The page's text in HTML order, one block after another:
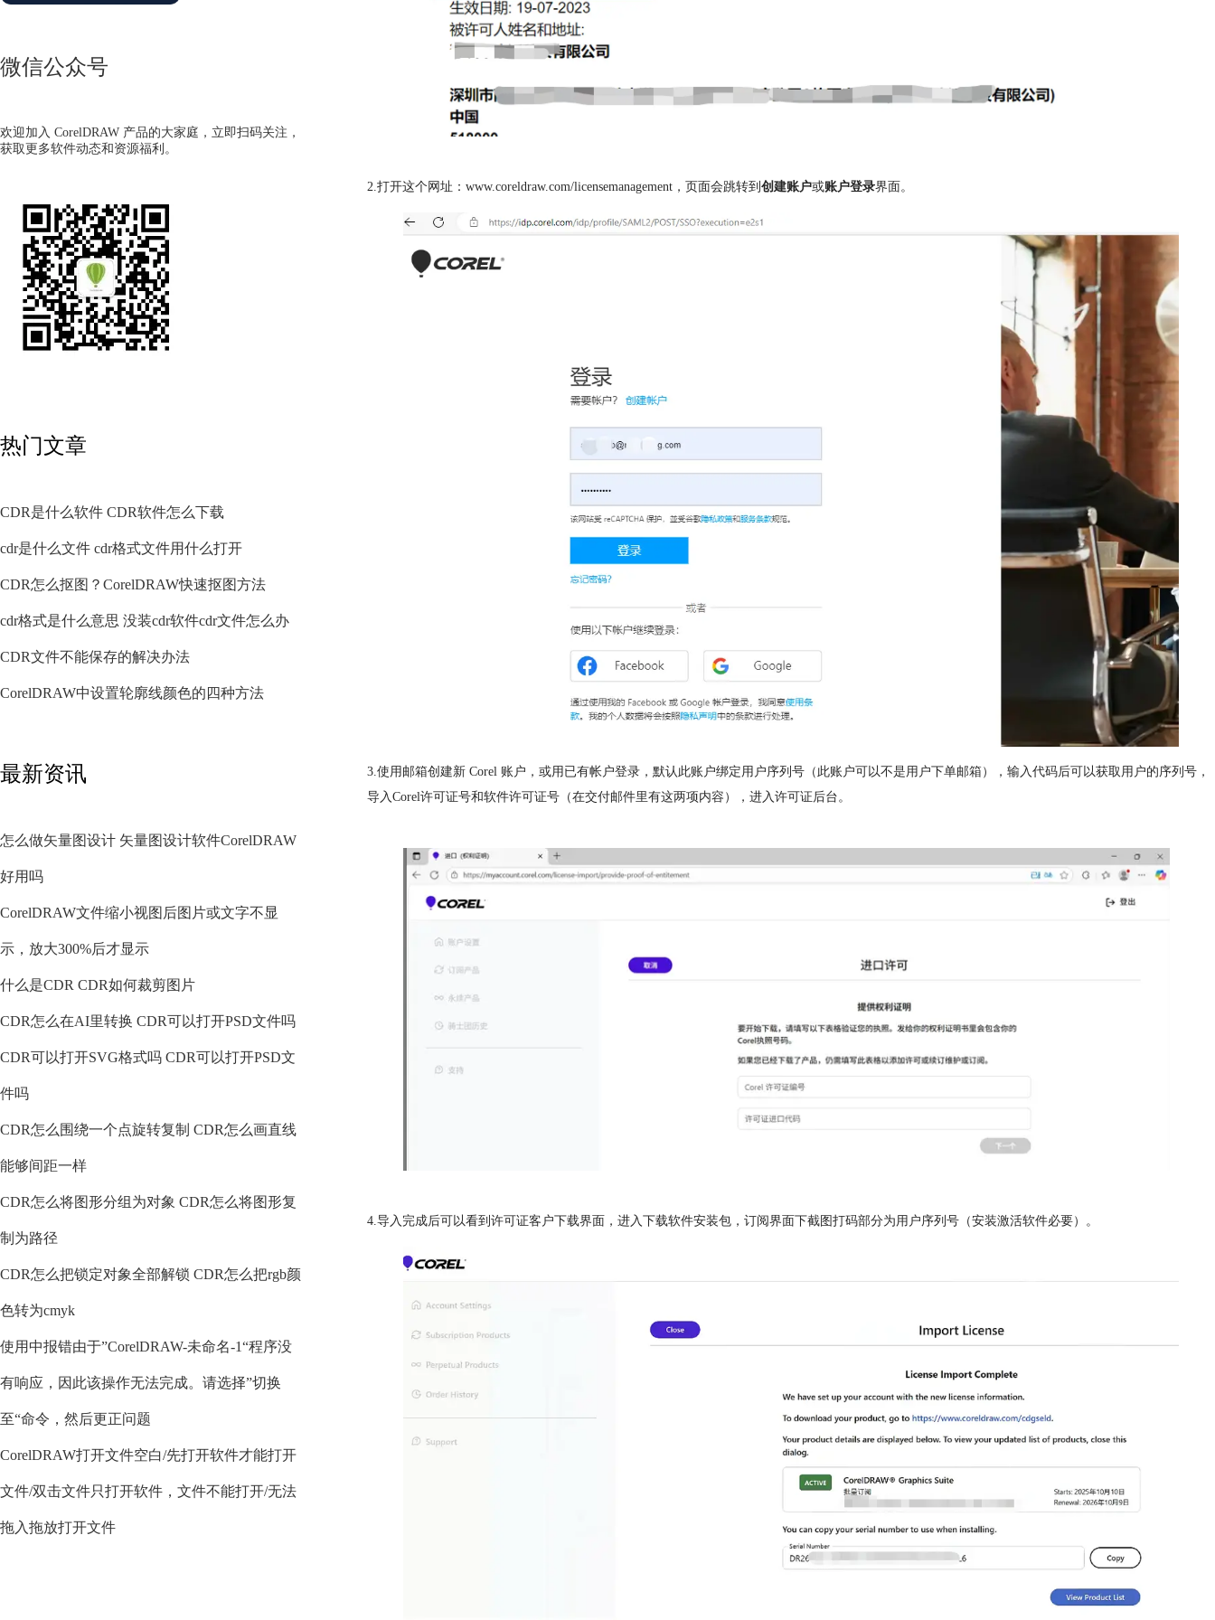
微信公众号
欢迎加入 CorelDRAW 产品的大家庭，立即扫码关注，
获取更多软件动态和资源福利。
热门文章
CDR是什么软件 CDR软件怎么下载
cdr是什么文件 cdr格式文件用什么打开
CDR怎么抠图？CorelDRAW快速抠图方法
cdr格式是什么意思 没装cdr软件cdr文件怎么办
CDR文件不能保存的解决办法
CorelDRAW中设置轮廓线颜色的四种方法
最新资讯
怎么做矢量图设计 矢量图设计软件CorelDRAW
好用吗
CorelDRAW文件缩小视图后图片或文字不显
示，放大300%后才显示
什么是CDR CDR如何裁剪图片
CDR怎么在AI里转换 CDR可以打开PSD文件吗
CDR可以打开SVG格式吗 CDR可以打开PSD文
件吗
CDR怎么围绕一个点旋转复制 CDR怎么画直线
能够间距一样
CDR怎么将图形分组为对象 CDR怎么将图形复
制为路径
CDR怎么把锁定对象全部解锁 CDR怎么把rgb颜
色转为cmyk
使用中报错由于”CorelDRAW-未命名-1“程序没
有响应，因此该操作无法完成。请选择”切换
至“命令，然后更正问题
CorelDRAW打开文件空白/先打开软件才能打开
文件/双击文件只打开软件，文件不能打开/无法
拖入拖放打开文件
2.打开这个网址：www.coreldraw.com/licensemanagement，页面会跳转到 创建账户或账户登录界面。
3.使用邮箱创建新 Corel 账户，或用已有帐户登录，默认此账户绑定用户序列号（此账户可以不是用户下单邮箱），输入代码后可以获取用户的序列号，
导入Corel许可证号和软件许可证号（在交付邮件里有这两项内容），进入许可证后台。
4.导入完成后可以看到许可证客户下载界面，进入下载软件安装包，订阅界面下截图打码部分为用户序列号（安装激活软件必要）。